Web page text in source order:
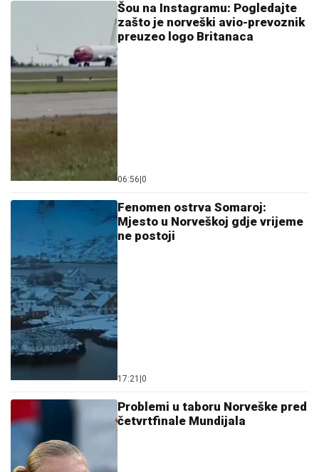
Šou na Instagramu: Pogledajte
zašto je norveški avio-prevoznik
preuzeo logo Britanaca
06:56 0
Fenomen ostrva Somaroj:
Mjesto u Norveškoj gdje vrijeme
ne postoji
17:21 0
Problemi u taboru Norveške pred
četvrtfinale Mundijala